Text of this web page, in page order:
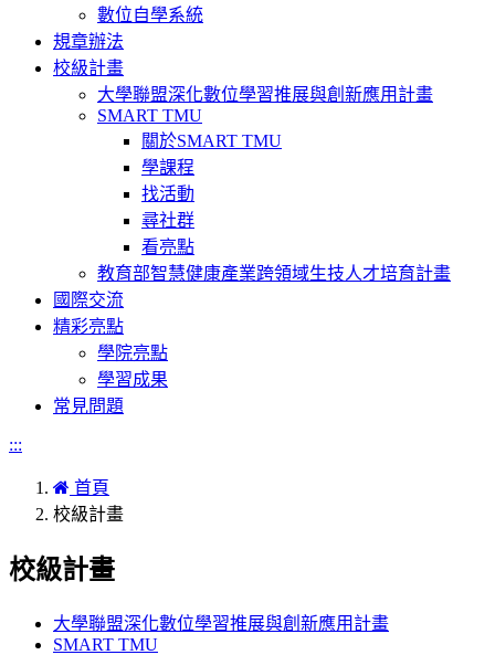
數位自學系統
規章辦法
校級計畫
大學聯盟深化數位學習推展與創新應用計畫
SMART TMU
關於SMART TMU
學課程
找活動
尋社群
看亮點
教育部智慧健康產業跨領域生技人才培育計畫
國際交流
精彩亮點
學院亮點
學習成果
常見問題
:::
首頁
校級計畫
校級計畫
大學聯盟深化數位學習推展與創新應用計畫
SMART TMU